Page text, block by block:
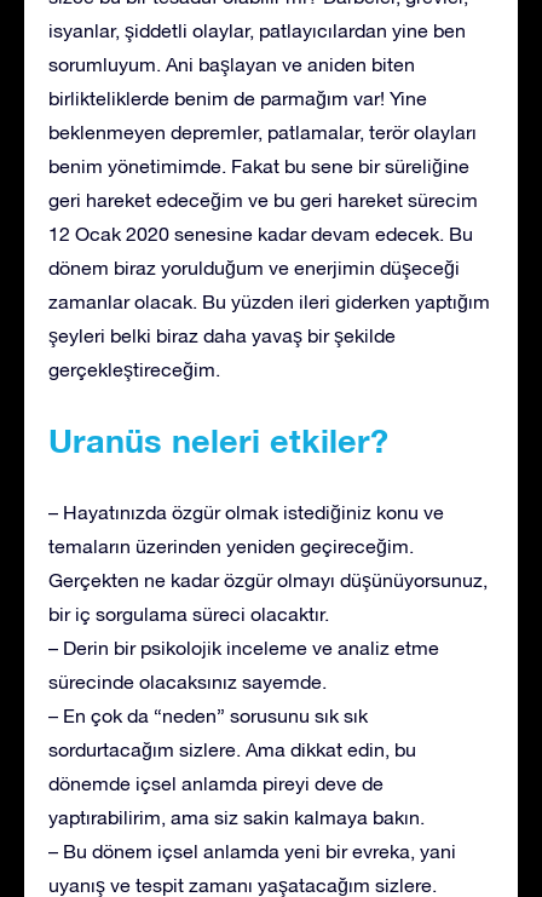
isyanlar, şiddetli olaylar, patlayıcılardan yine ben
sorumluyum. Ani başlayan ve aniden biten
birlikteliklerde benim de parmağım var! Yine
beklenmeyen depremler, patlamalar, terör olayları
benim yönetimimde. Fakat bu sene bir süreliğine
geri hareket edeceğim ve bu geri hareket sürecim
12 Ocak 2020 senesine kadar devam edecek. Bu
dönem biraz yorulduğum ve enerjimin düşeceği
zamanlar olacak. Bu yüzden ileri giderken yaptığım
şeyleri belki biraz daha yavaş bir şekilde
gerçekleştireceğim.
Uranüs neleri etkiler?
– Hayatınızda özgür olmak istediğiniz konu ve
temaların üzerinden yeniden geçireceğim.
Gerçekten ne kadar özgür olmayı düşünüyorsunuz,
bir iç sorgulama süreci olacaktır.
– Derin bir psikolojik inceleme ve analiz etme
sürecinde olacaksınız sayemde.
– En çok da “neden” sorusunu sık sık
sordurtacağım sizlere. Ama dikkat edin, bu
dönemde içsel anlamda pireyi deve de
yaptırabilirim, ama siz sakin kalmaya bakın.
– Bu dönem içsel anlamda yeni bir evreka, yani
uyanış ve tespit zamanı yaşatacağım sizlere.